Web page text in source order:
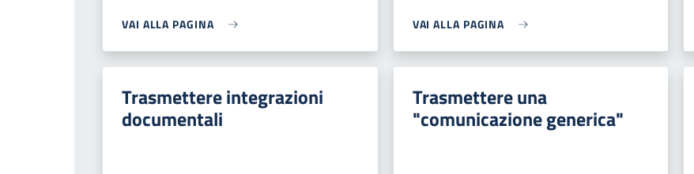
VAI ALLA PAGINA VAI ALLA PAGINA
Trasmettere integrazioni
documentali
Trasmettere una
"comunicazione generica"